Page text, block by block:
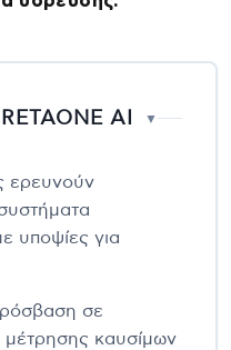
AI ▼
ερευνούν
υποψίες για
σε
καυσίμων